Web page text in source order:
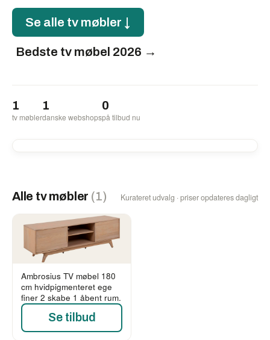
Se alle tv møbler ↓
Bedste tv møbel 2026 →
1
tv møbler
1
danske webshops
0
på tilbud nu
Alle tv møbler (1) Kurateret udvalg · priser opdateres dagligt
Ambrosius TV møbel 180
cm hvidpigmenteret ege
finer 2 skabe 1 åbent rum.
Se tilbud